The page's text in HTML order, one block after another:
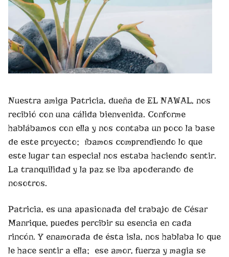
Nuestra amiga Patricia, dueña de EL NAWAL, nos
recibió con una cálida bienvenida. Conforme
hablábamos con ella y nos contaba un poco la base
de este proyecto; íbamos comprendiendo lo que
este lugar tan especial nos estaba haciendo sentir.
La tranquilidad y la paz se iba apoderando de
nosotros.
Patricia, es una apasionada del trabajo de César
Manrique, puedes percibir su esencia en cada
rincón. Y enamorada de ésta isla, nos hablaba lo que
le hace sentir a ella; ese amor, fuerza y magia se